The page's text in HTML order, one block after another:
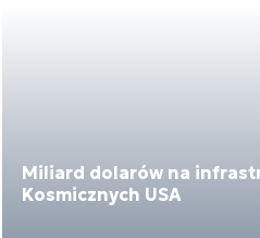
Miliard dolarów na
Kosmicznych USA